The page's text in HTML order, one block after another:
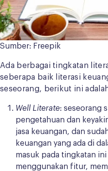
Sumber: Freepik
Ada berbagai tingkatan
seberapa baik literasi
seseorang, berikut ini
Well Literate: seseorang
pengetahuan dan
jasa keuangan, dan
keuangan yang ada di
masuk pada tingkatan
menggunakan fitur,